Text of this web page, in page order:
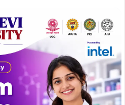
रूप में भाजपा प्रदेश कार्य समिति
प्रभारी डॉक्टर जटाशंकर पांडे